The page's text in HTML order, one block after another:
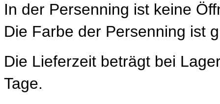
In der Persenning ist keine
Die Farbe der Persenning ist
Die Lieferzeit beträgt bei
Tage.